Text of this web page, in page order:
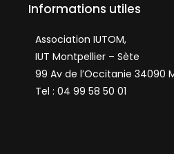
Informations utiles
Association IUTOM,
IUT Montpellier – Sète
99 Av de l’Occitanie 34090
Tel : 04 99 58 50 01